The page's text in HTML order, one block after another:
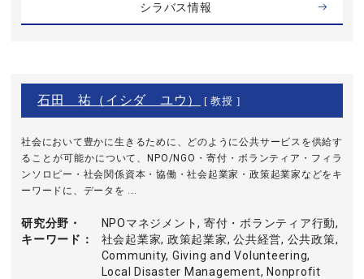
シラバス情報
石田 祐（イシダ ユウ） [ 教授 ]
社会において豊かに生きるために、どのように公共サービスを供給す
ることが可能かについて、NPO/NGO・寄付・ボランティア・フィラ
ンソロピー・社会関係資本・協働・社会起業家・政策起業家などをキ
ーワードに、データを ...
研究分野・
キーワード
NPOマネジメント, 寄付・ボランティア行動,
社会起業家, 政策起業家, 公共経営, 公共政策,
Community, Giving and Volunteering,
Local Disaster Management, Nonprofit